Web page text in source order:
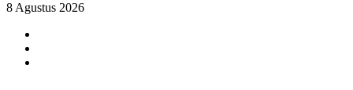
8 Agustus 2026